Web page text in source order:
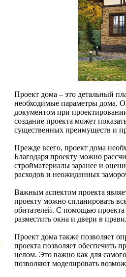
Проект дома – это детальный
необходимые параметры дома.
документом при
создание проекта может
существенных преимуществ и
Прежде всего, проект дома
Благодаря проекту можно
стройматериалы заранее и
расходов и неожиданных
Важным аспектом проекта
проекту можно спланировать
обитателей. С помощью
разместить окна и двери в
Проект дома также позволяет
проекта позволяет обеспечить
целом. Это важно как для
позволяют моделировать